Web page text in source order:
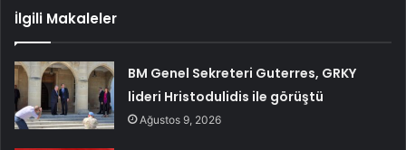
İlgili Makaleler
BM Genel Sekreteri Guterres, GRKY
lideri Hristodulidis ile görüştü
Ağustos 9, 2026